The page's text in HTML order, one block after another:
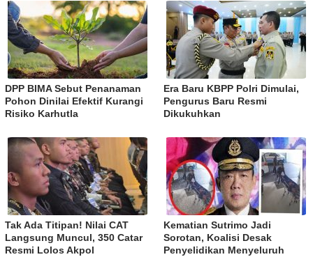
DPP BIMA Sebut Penanaman
Pohon Dinilai Efektif Kurangi
Risiko Karhutla
Era Baru KBPP Polri Dimulai,
Pengurus Baru Resmi
Dikukuhkan
Tak Ada Titipan! Nilai CAT
Langsung Muncul, 350 Catar
Resmi Lolos Akpol
Kematian Sutrimo Jadi
Sorotan, Koalisi Desak
Penyelidikan Menyeluruh